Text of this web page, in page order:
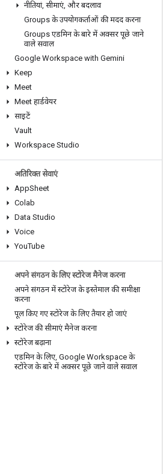
नीतियां, सीमाएं, और बदलाव
Groups के उपयोगकर्ताओं की मदद करना
Groups एडमिन के बारे में अक्सर पूछे जाने
वाले सवाल
Google Workspace with Gemini
Keep
Meet
Meet हार्डवेयर
साइटें
Vault
Workspace Studio
अतिरिक्त सेवाएं
AppSheet
Colab
Data Studio
Voice
YouTube
अपने संगठन के लिए स्टोरेज मैनेज करना
अपने संगठन में स्टोरेज के इस्तेमाल की समीक्षा
करना
पूल किए गए स्टोरेज के लिए तैयार हो जाएं
स्टोरेज की सीमाएं मैनेज करना
स्टोरेज बढ़ाना
एडमिन के लिए, Google Workspace के
स्टोरेज के बारे में अक्सर पूछे जाने वाले सवाल